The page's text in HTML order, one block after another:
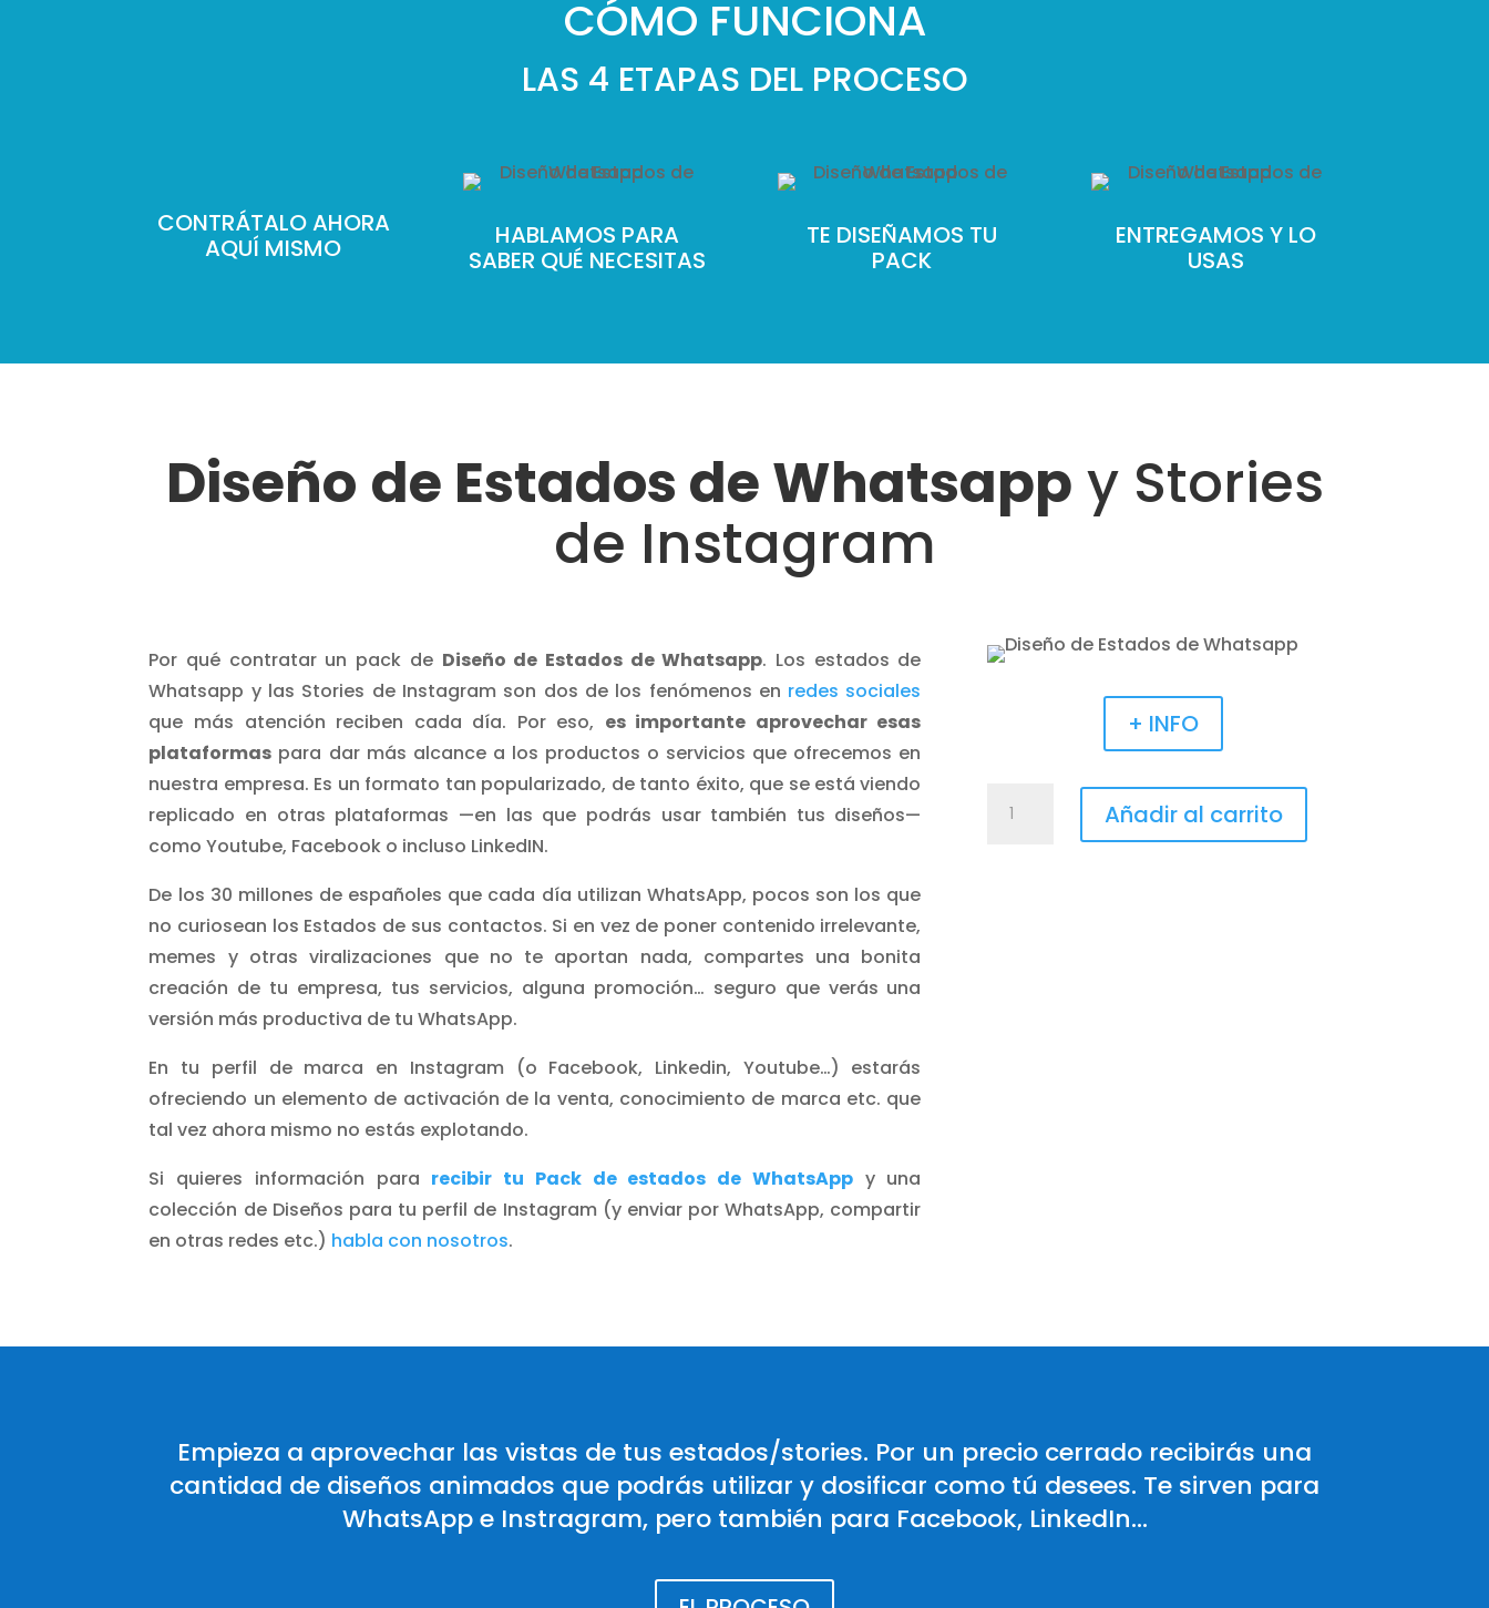
CÓMO FUNCIONA
LAS 4 ETAPAS DEL PROCESO
CONTRÁTALO AHORA
AQUÍ MISMO
HABLAMOS PARA
SABER QUÉ NECESITAS
TE DISEÑAMOS TU
PACK
ENTREGAMOS Y LO
USAS
Diseño de Estados de Whatsapp y Stories
de Instagram
Por qué contratar un pack de Diseño de Estados de Whatsapp. Los estados de
Whatsapp y las Stories de Instagram son dos de los fenómenos en redes sociales
que más atención reciben cada día. Por eso, es importante aprovechar esas
plataformas para dar más alcance a los productos o servicios que ofrecemos en
nuestra empresa. Es un formato tan popularizado, de tanto éxito, que se está viendo
replicado en otras plataformas —en las que podrás usar también tus diseños—
como Youtube, Facebook o incluso LinkedIN.
De los 30 millones de españoles que cada día utilizan WhatsApp, pocos son los que
no curiosean los Estados de sus contactos. Si en vez de poner contenido irrelevante,
memes y otras viralizaciones que no te aportan nada, compartes una bonita
creación de tu empresa, tus servicios, alguna promoción… seguro que verás una
versión más productiva de tu WhatsApp.
En tu perfil de marca en Instagram (o Facebook, Linkedin, Youtube…) estarás
ofreciendo un elemento de activación de la venta, conocimiento de marca etc. que
tal vez ahora mismo no estás explotando.
Si quieres información para recibir tu Pack de estados de WhatsAppy una
colección de Diseños para tu perfil de Instagram (y enviar por WhatsApp, compartir
en otras redes etc.) habla con nosotros.
+ INFO
Añadir al carrito
Empieza a aprovechar las vistas de tus estados/stories. Por un precio cerrado recibirás una
cantidad de diseños animados que podrás utilizar y dosificar como tú desees. Te sirven para
WhatsApp e Instragram, pero también para Facebook, LinkedIn…